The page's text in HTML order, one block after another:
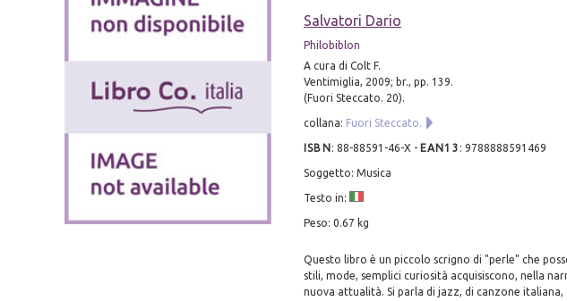
Salvatori Dario
Philobiblon
A cura di Colt F.
Ventimiglia, 2009; br., pp. 139.
(Fuori Steccato. 20).
collana: Fuori Steccato.
ISBN : 88-88591-46-X - EAN13 : 9788888591469
Soggetto: Musica
Testo in:
Peso: 0.67 kg
Questo libro è un piccolo scrigno di "perle" che
stili, mode, semplici curiosità acquisiscono, nella
nuova attualità. Si parla di jazz, di canzone